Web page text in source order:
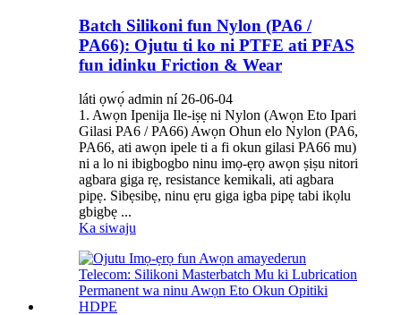
Batch Silikoni fun Nylon (PA6 /
PA66): Ojutu ti ko ni PTFE ati PFAS
fun idinku Friction & Wear
láti ọwọ́ admin ní 26-06-04
1. Awọn Ipenija Ile-iṣẹ ni Nylon (Awọn Eto Ipari
Gilasi PA6 / PA66) Awọn Ohun elo Nylon (PA6,
PA66, ati awọn ipele ti a fi okun gilasi PA66 mu)
ni a lo ni ibigbogbo ninu imọ-ẹrọ awọn ṣiṣu nitori
agbara giga rẹ, resistance kemikali, ati agbara
pipẹ. Sibẹsibẹ, ninu ẹru giga igba pipẹ tabi ikọlu
gbigbẹ ...
Ka siwaju